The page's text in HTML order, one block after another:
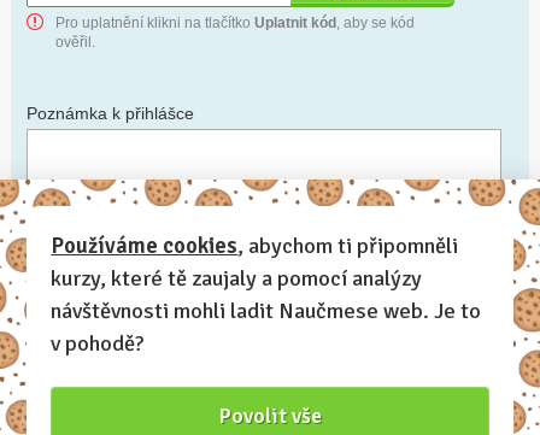
Pro uplatnění klikni na tlačítko Uplatnit kód, aby se kód
ověřil.
Poznámka k přihlášce
Chceš-li se na cokoli zeptat, nebo ke své přihlášce poznamenat.
Anonymní profil – odesláním přihlášky se automaticky
vytvoří tvůj profil na Naučmese. Zatrhni tuto volbu a profil
bude skrytý.
Chci dostávat Naučmese newsletter
Používáme cookies, abychom ti připomněli
kurzy, které tě zaujaly a pomocí analýzy
návštěvnosti mohli ladit Naučmese web. Je to
v pohodě?
Povolit vše